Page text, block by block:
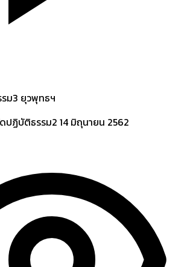
ม3 ยุวพุทธฯ
ปฏิบัติธรรม2 14 มิถุนายน 2562